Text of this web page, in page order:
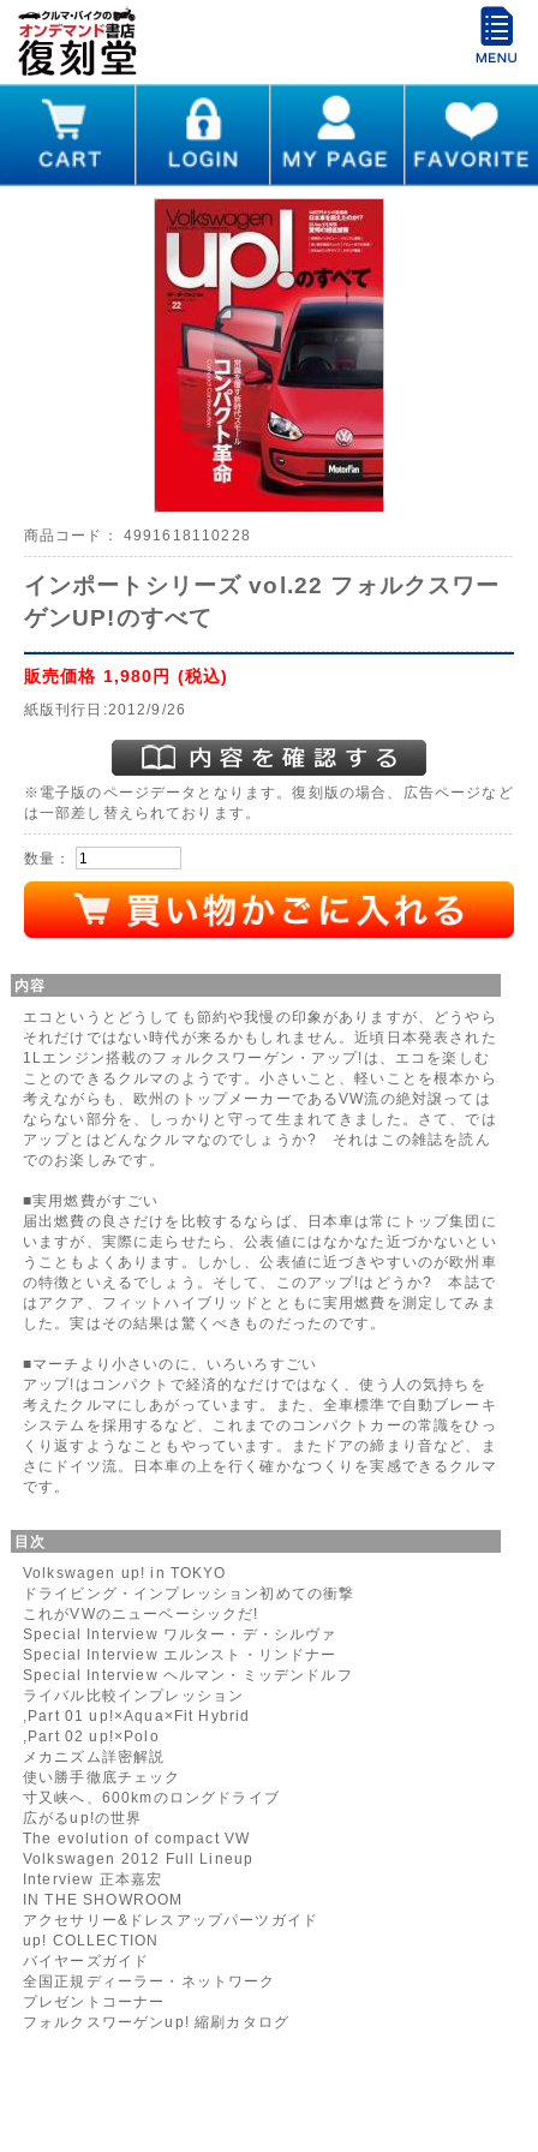
商品コード： 4991618110228
インポートシリーズ vol.22 フォルクスワー
ゲンUP!のすべて
販売価格 1,980円 (税込)
紙版刊行日:2012/9/26
※電子版のページデータとなります。復刻版の場合、広告ページなど
は一部差し替えられております。
数量：
内容
エコというとどうしても節約や我慢の印象がありますが、どうやら
それだけではない時代が来るかもしれません。近頃日本発表された
1Lエンジン搭載のフォルクスワーゲン・アップ!は、エコを楽しむ
ことのできるクルマのようです。小さいこと、軽いことを根本から
考えながらも、欧州のトップメーカーであるVW流の絶対譲っては
ならない部分を、しっかりと守って生まれてきました。さて、では
アップとはどんなクルマなのでしょうか? それはこの雑誌を読ん
でのお楽しみです。
■実用燃費がすごい
届出燃費の良さだけを比較するならば、日本車は常にトップ集団に
いますが、実際に走らせたら、公表値にはなかなた近づかないとい
うこともよくあります。しかし、公表値に近づきやすいのが欧州車
の特徴といえるでしょう。そして、このアップ!はどうか? 本誌で
はアクア、フィットハイブリッドとともに実用燃費を測定してみま
した。実はその結果は驚くべきものだったのです。
■マーチより小さいのに、いろいろすごい
アップ!はコンパクトで経済的なだけではなく、使う人の気持ちを
考えたクルマにしあがっています。また、全車標準で自動ブレーキ
システムを採用するなど、これまでのコンパクトカーの常識をひっ
くり返すようなこともやっています。またドアの締まり音など、ま
さにドイツ流。日本車の上を行く確かなつくりを実感できるクルマ
です。
目次
Volkswagen up! in TOKYO
ドライビング・インプレッション初めての衝撃
これがVWのニューベーシックだ!
Special Interview ワルター・デ・シルヴァ
Special Interview エルンスト・リンドナー
Special Interview ヘルマン・ミッデンドルフ
ライバル比較インプレッション
,Part 01 up!×Aqua×Fit Hybrid
,Part 02 up!×Polo
メカニズム詳密解説
使い勝手徹底チェック
寸又峡へ、600kmのロングドライブ
広がるup!の世界
The evolution of compact VW
Volkswagen 2012 Full Lineup
Interview 正本嘉宏
IN THE SHOWROOM
アクセサリー&ドレスアップパーツガイド
up! COLLECTION
バイヤーズガイド
全国正規ディーラー・ネットワーク
プレゼントコーナー
フォルクスワーゲンup! 縮刷カタログ